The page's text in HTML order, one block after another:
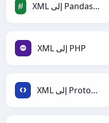
XML إلى PandasDataFrame
XML إلى PHP
XML إلى Protobuf